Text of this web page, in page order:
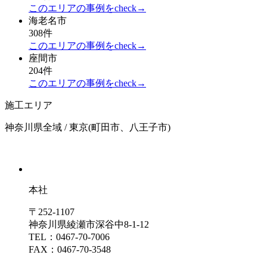
このエリアの事例をcheck→
海老名市
308件
このエリアの事例をcheck→
座間市
204件
このエリアの事例をcheck→
施工エリア
神奈川県全域 / 東京(町田市、八王子市)
本社
〒252-1107
神奈川県綾瀬市深谷中8-1-12
TEL：0467-70-7006
FAX：0467-70-3548